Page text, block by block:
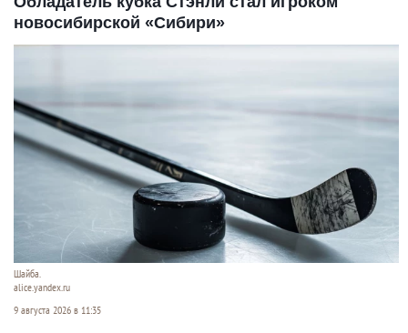
новосибирской «Сибири»
Шайба.
alice.yandex.ru
9 августа 2026 в 11:35